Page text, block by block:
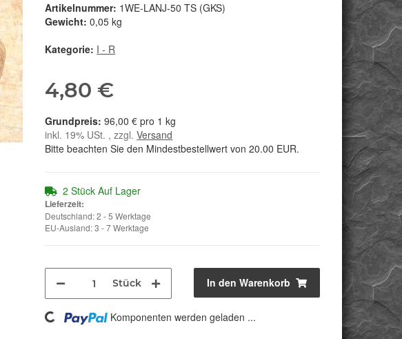
Artikelnummer: 1WE-LANJ-50 TS (GKS)
Gewicht: 0,05 kg
Kategorie: I - R
4,80 €
96,00 € pro 1 kg
inkl. 19% USt. , zzgl.Versand
Bitte beachten Sie den Mindestbestellwert von 20.00 EUR.
2 Stück Auf Lager
Lieferzeit:
Deutschland: 2 - 5 Werktage
EU-Ausland: 3 - 7 Werktage
Stück In den Warenkorb
Loading... Komponenten werden geladen ...